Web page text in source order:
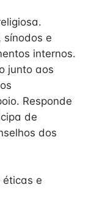
sínodos e
internos.
junto aos
Responde
de
dos
éticas e